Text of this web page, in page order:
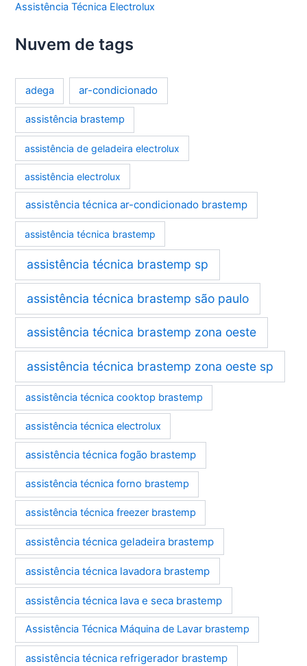
Assistência Técnica Electrolux
Nuvem de tags
adega ar-condicionado
assistência brastemp
assistência de geladeira electrolux
assistência electrolux
assistência técnica ar-condicionado brastemp
assistência técnica brastemp
assistência técnica brastemp sp
assistência técnica brastemp são paulo
assistência técnica brastemp zona oeste
assistência técnica brastemp zona oeste sp
assistência técnica cooktop brastemp
assistência técnica electrolux
assistência técnica fogão brastemp
assistência técnica forno brastemp
assistência técnica freezer brastemp
assistência técnica geladeira brastemp
assistência técnica lavadora brastemp
assistência técnica lava e seca brastemp
Assistência Técnica Máquina de Lavar brastemp
assistência técnica refrigerador brastemp